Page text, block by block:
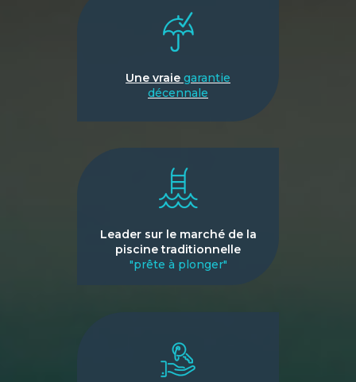
Une vraie garantie
décennale
Leader sur le marché de la
piscine traditionnelle
"prête à plonger"